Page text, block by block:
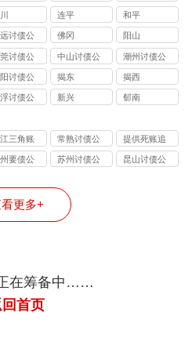
连平 和平
讨债公
佛冈 阳山
讨债公
中山讨债公
司
潮州讨债公
司
讨债公
揭东 揭西
讨债公
新兴 郁南
三角账
常熟讨债公
司
提供死账追
收
要债公
苏州讨债公
昆山讨债公
更多+
在筹备中……
首页